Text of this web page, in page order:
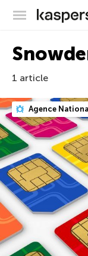
1 article
Agence